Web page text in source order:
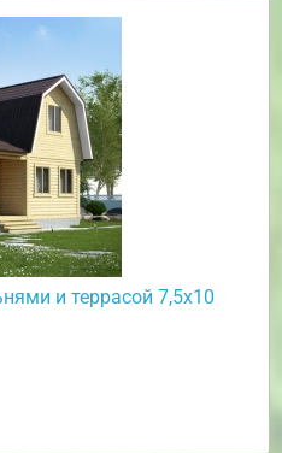
и террасой 7,5х10